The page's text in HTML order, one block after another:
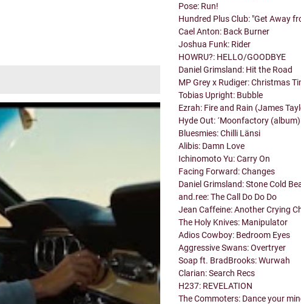
Pose: Run!
Hundred Plus Club: "Get Away
Cael Anton: Back Burner
Joshua Funk: Rider
HOWRU?: HELLO/GOODBYE
Daniel Grimsland: Hit the Road
MP Grey x Rudiger: Christmas
Tobias Upright: Bubble
Ezrah: Fire and Rain (James
Hyde Out: ´Moonfactory
Bluesmies: Chilli Länsi
Alibis: Damn Love
Ichinomoto Yu: Carry On
Facing Forward: Changes
Daniel Grimsland: Stone Cold
and.ree: The Call Do Do Do
Jean Caffeine: Another Crying
The Holy Knives: Manipulator
Adios Cowboy: Bedroom Eyes
Aggressive Swans: Overtryer
Soap ft. BradBrooks: Wurwah
Clarian: Search Recs
H237: REVELATION
The Commoters: Dance your